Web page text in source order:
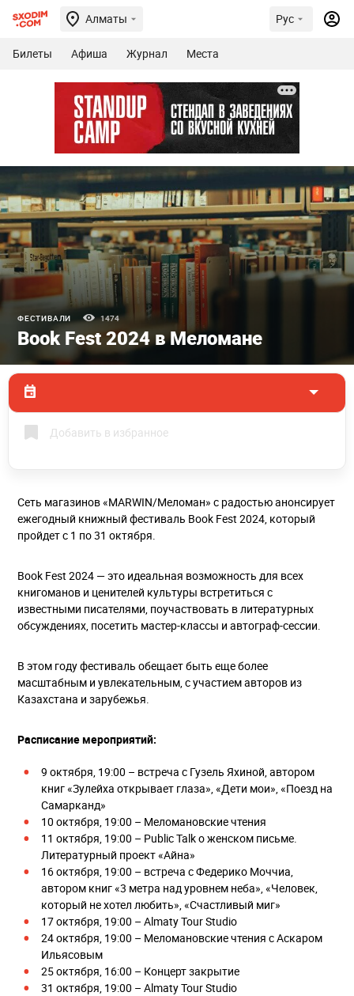
Алматы Рус
Билеты Афиша Журнал Места
ФЕСТИВАЛИ 1474
Book Fest 2024 в Меломане
Добавить в избранное
Сеть магазинов «MARWIN/Меломан» с радостью анонсирует
ежегодный книжный фестиваль Book Fest 2024, который
пройдет с 1 по 31 октября.
Book Fest 2024 — это идеальная возможность для всех
книгоманов и ценителей культуры встретиться с
известными писателями, поучаствовать в литературных
обсуждениях, посетить мастер-классы и автограф-сессии.
В этом году фестиваль обещает быть еще более
масштабным и увлекательным, с участием авторов из
Казахстана и зарубежья.
Расписание мероприятий:
9 октября, 19:00 – встреча с Гузель Яхиной, автором
книг «Зулейха открывает глаза», «Дети мои», «Поезд на
Самарканд»
10 октября, 19:00 – Меломановские чтения
11 октября, 19:00 – Public Talk о женском письме.
Литературный проект «Айна»
16 октября, 19:00 – встреча с Федерико Моччиа,
автором книг «3 метра над уровнем неба», «Человек,
который не хотел любить», «Счастливый миг»
17 октября, 19:00 – Almaty Tour Studio
24 октября, 19:00 – Меломановские чтения с Аскаром
Ильясовым
25 октября, 16:00 – Концерт закрытие
31 октября, 19:00 – Almaty Tour Studio